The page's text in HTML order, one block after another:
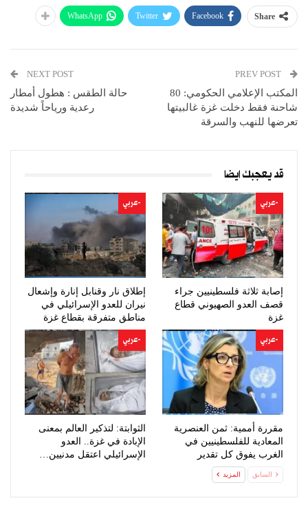
Share
Facebook
Twitter
WhatsApp
المكتب الإعلامي الحكومي: 80
شاحنة فقط دخلت غزة غالبيتها
تعرضها للنهب والسرقة
NEXT POST
حالة الطقس : هطول أمطار
رعدية ورياحاً شديدة
قد يعجبك ايضا
-عربي
إصابة ثلاثة فلسطينيين جراء
قصف العدو الصهيوني قطاع
غزة
-عربي
إطلاق نار وقنابل إنارة وإشعال
نيران للعدو الإسرائيلي في
مناطق متفرقة بقطاع غزة
-عربي
مقررة أممية: ثمن العنصرية
المعادية للفلسطينيين في
الغرب يفوق كل تقدير
-عربي
الثوابتة: لتذكير العالم بمعنى
الإبادة في غزة.. العدو
الإسرائيلي اعتقل مدنيين…
السابق المزيد